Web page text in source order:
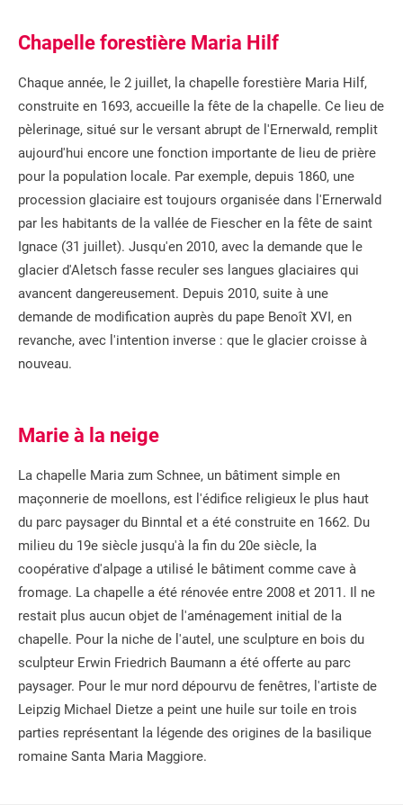
Chapelle forestière Maria Hilf
Chaque année, le 2 juillet, la chapelle forestière Maria Hilf,
construite en 1693, accueille la fête de la chapelle. Ce lieu de
pèlerinage, situé sur le versant abrupt de l'Ernerwald, remplit
aujourd'hui encore une fonction importante de lieu de prière
pour la population locale. Par exemple, depuis 1860, une
procession glaciaire est toujours organisée dans l'Ernerwald
par les habitants de la vallée de Fiescher en la fête de saint
Ignace (31 juillet). Jusqu'en 2010, avec la demande que le
glacier d'Aletsch fasse reculer ses langues glaciaires qui
avancent dangereusement. Depuis 2010, suite à une
demande de modification auprès du pape Benoît XVI, en
revanche, avec l'intention inverse : que le glacier croisse à
nouveau.
Marie à la neige
La chapelle Maria zum Schnee, un bâtiment simple en
maçonnerie de moellons, est l'édifice religieux le plus haut
du parc paysager du Binntal et a été construite en 1662. Du
milieu du 19e siècle jusqu'à la fin du 20e siècle, la
coopérative d'alpage a utilisé le bâtiment comme cave à
fromage. La chapelle a été rénovée entre 2008 et 2011. Il ne
restait plus aucun objet de l'aménagement initial de la
chapelle. Pour la niche de l'autel, une sculpture en bois du
sculpteur Erwin Friedrich Baumann a été offerte au parc
paysager. Pour le mur nord dépourvu de fenêtres, l'artiste de
Leipzig Michael Dietze a peint une huile sur toile en trois
parties représentant la légende des origines de la basilique
romaine Santa Maria Maggiore.